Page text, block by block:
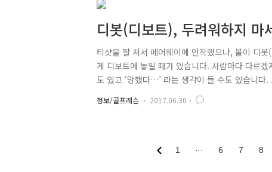
디봇(디보트), 두려워하지
티샷을 잘 쳐서 페어웨이에 안착했으나, 볼이 디
게 디보트에 놓일 때가 있습니다. 사람마다 다르
도 있고 ‘망했다…’ 라는 생각이 들 수도 있습니다
서의 샷 공략법을 조니양이 알려드릴게요! 디보
도 거리의 손해도 덜 받고 방향성 손실을 줄이기
정보/골프레슨 2017.06.30
1 ··· 6 7 8